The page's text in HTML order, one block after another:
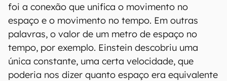
foi a conexão que unifica o movimento no
espaço e o movimento no tempo. Em outras
palavras, o valor de um metro de espaço no
tempo, por exemplo. Einstein descobriu uma
única constante, uma certa velocidade, que
poderia nos dizer quanto espaço era equivalente